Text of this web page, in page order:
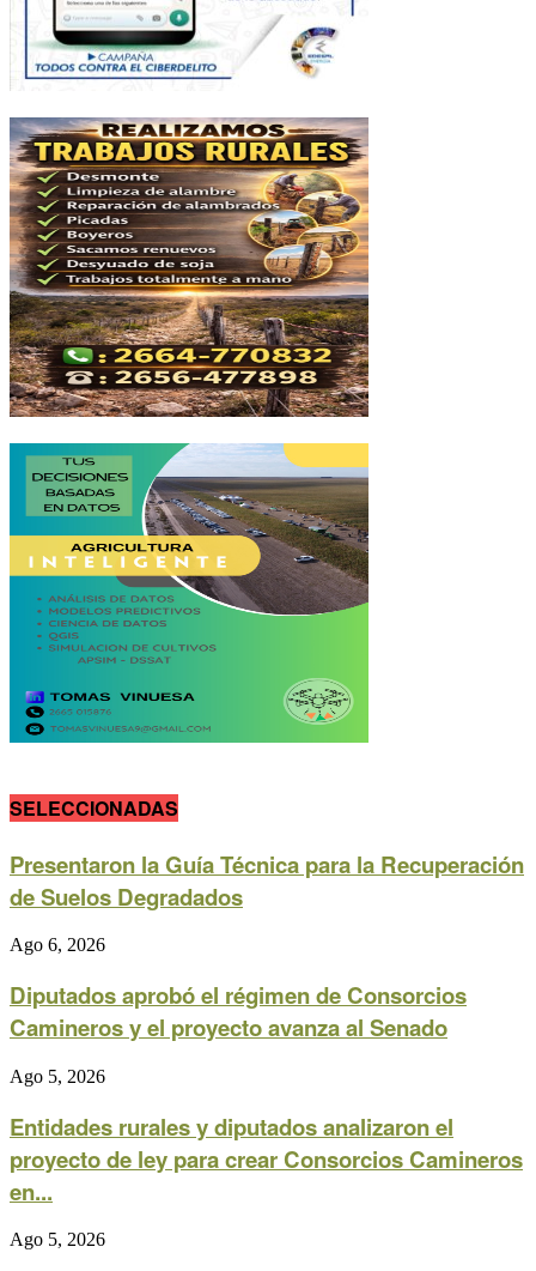
SELECCIONADAS
Presentaron la Guía Técnica para la Recuperación
de Suelos Degradados
Ago 6, 2026
Diputados aprobó el régimen de Consorcios
Camineros y el proyecto avanza al Senado
Ago 5, 2026
Entidades rurales y diputados analizaron el
proyecto de ley para crear Consorcios Camineros
en...
Ago 5, 2026